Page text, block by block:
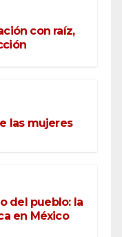
con raíz,
las mujeres
del pueblo: la
en México